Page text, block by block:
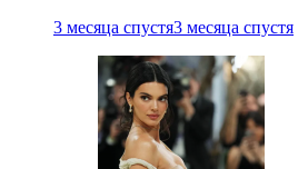
3 месяца спустя3 месяца спустя